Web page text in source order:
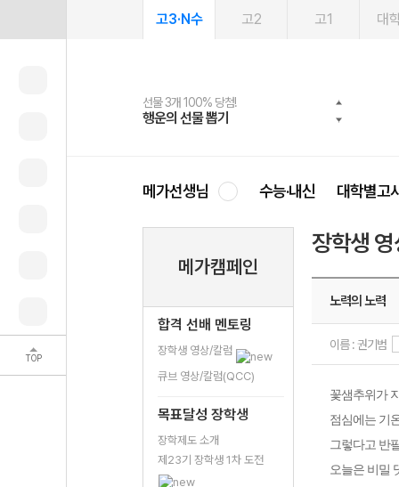
TOP
고3·N수 고2 고1 대
선물 3개 100% 당첨!
행운의 선물 뽑기
선물 100% 증정!
메가스터디 X 올리브
여름방학 스터디 캐시백
메가런 썸머스쿨
2027 러셀 단과
강사 공개선발
스마트러닝앱
설문 EVENT
메가패스
3일 무료 체험권
메가패스 수강생 무료혜택!
메가클럽 멤버십
사회공헌 캠페인
희망이룸 메가나눔
메가선생님 수능·내신 대학별고
메가캠페인
합격 선배 멘토링
장학생 영상/칼럼
큐브 영상/칼럼(QCC)
목표달성 장학생
장학제도 소개
제23기 장학생 1차 도전
장학생
노력의 노력
이름 : 권기범
꽃샘추위가
점심에는 기
그렇다고 반
오늘은 비밀